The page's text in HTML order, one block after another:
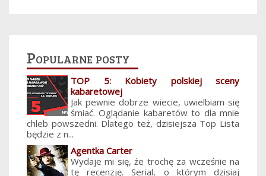
Popularne posty
TOP 5: Kobiety polskiej sceny
kabaretowej
Jak pewnie dobrze wiecie, uwielbiam się
śmiać. Oglądanie kabaretów to dla mnie
chleb powszedni. Dlatego też, dzisiejsza Top Lista
będzie z n...
Agentka Carter
Wydaje mi się, że trochę za wcześnie na
tę recenzję. Serial, o którym dzisiaj